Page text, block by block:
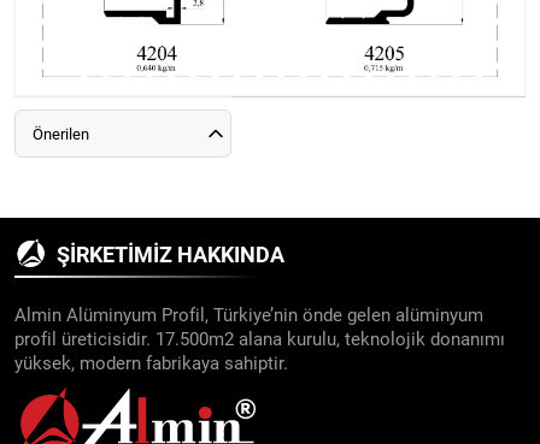
Önerilen
ŞIRKETIMIZ HAKKINDA
Almin Alüminyum Profil, Türkiye’nin önde gelen alüminyum
profil üreticisidir. 17.500m2 alana kurulu, teknolojik donanımı
yüksek, modern fabrikaya sahiptir.